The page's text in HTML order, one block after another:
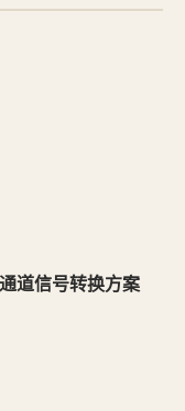
道信号转换方案